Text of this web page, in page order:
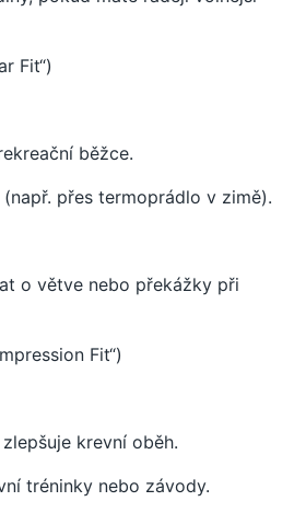
Fit“)
běžce.
přes termoprádlo v zimě).
o větve nebo překážky při
Fit“)
krevní oběh.
tréninky nebo závody.